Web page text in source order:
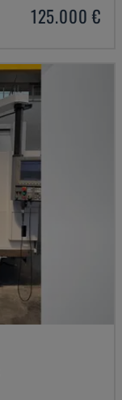
125.000 €